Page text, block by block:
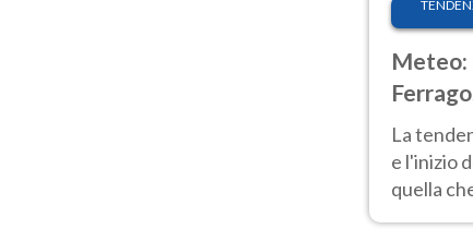
Meteo:
pausa.
La
e l'inizio
quella